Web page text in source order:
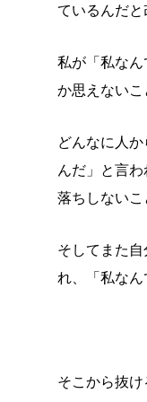
ているんだと
私が「私な
か思えないこ
どんなに人
んだ」と言
落ちしないこ
そしてまた
れ、「私なん
そこから抜